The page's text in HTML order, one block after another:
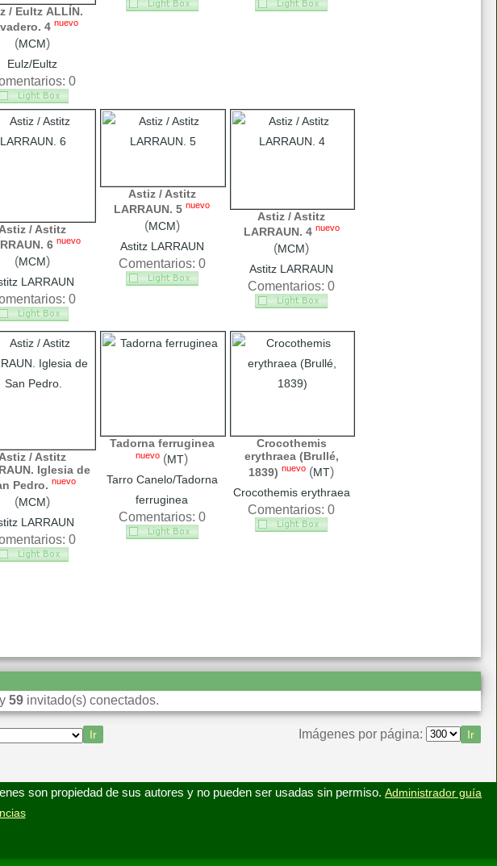
/ Eultz ALLÍN.
4 nuevo
(MCM)
Eulz/Eultz
0
Astiz / Astitz
6 nuevo
(MCM)
LARRAUN
0
Astiz / Astitz
LARRAUN. 5 nuevo
(MCM)
Astitz LARRAUN
Comentarios: 0
Astiz / Astitz
LARRAUN. 4 nuevo
(MCM)
Astitz LARRAUN
Comentarios: 0
Astiz / Astitz
Iglesia de
Pedro. nuevo
(MCM)
LARRAUN
0
Tadorna ferruginea
nuevo (MT)
Tarro Canelo/Tadorna
ferruginea
Comentarios: 0
Crocothemis
erythraea (Brullé,
1839) nuevo (MT)
Crocothemis erythraea
Comentarios: 0
59 invitado(s) conectados.
Imágenes por página:
son propiedad de sus autores y no pueden ser usadas sin permiso. Administrador guía